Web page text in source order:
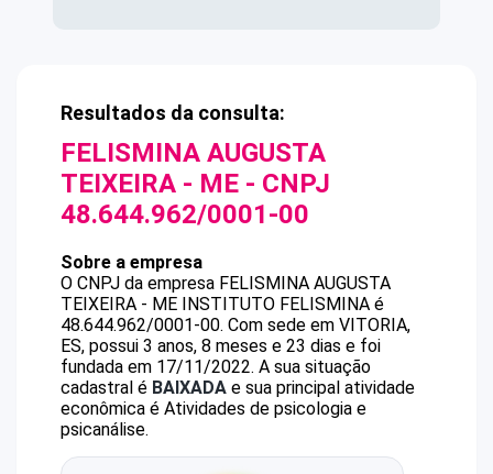
Resultados da consulta:
FELISMINA AUGUSTA
TEIXEIRA - ME - CNPJ
48.644.962/0001-00
Sobre a empresa
O CNPJ da empresa FELISMINA AUGUSTA
TEIXEIRA - ME INSTITUTO FELISMINA é
48.644.962/0001-00. Com sede em VITORIA,
ES, possui 3 anos, 8 meses e 23 dias e foi
fundada em 17/11/2022. A sua situação
cadastral é BAIXADA e sua principal atividade
econômica é Atividades de psicologia e
psicanálise.